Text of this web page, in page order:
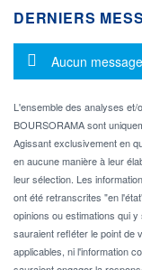
DERNIERS
Message
Aucun
L'ensemble des analyses
BOURSORAMA sont
Agissant exclusivement en
en aucune manière à leur
leur sélection. Les
ont été retranscrites "en
opinions ou estimations qui
sauraient refléter le point de
applicables, ni l'information